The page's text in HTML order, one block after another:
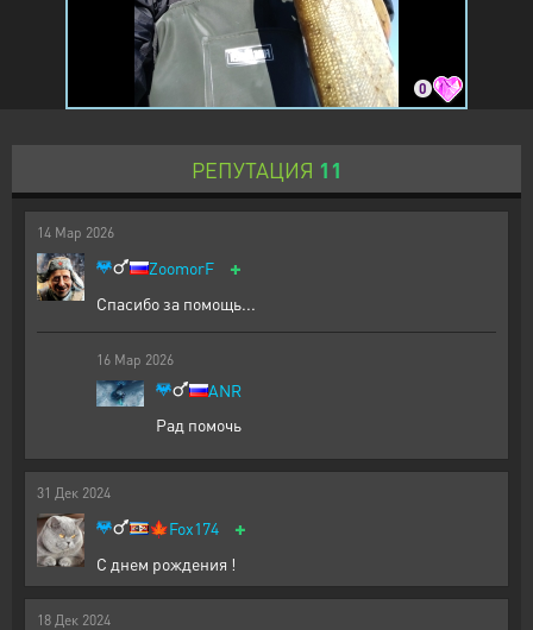
0
РЕПУТАЦИЯ 11
14 Мар 2026
ZoomorF +
Спасибо за помощь...
16 Мар 2026
ANR
Рад помочь
31 Дек 2024
🍁Fox174 +
С днем рождения !
18 Дек 2024